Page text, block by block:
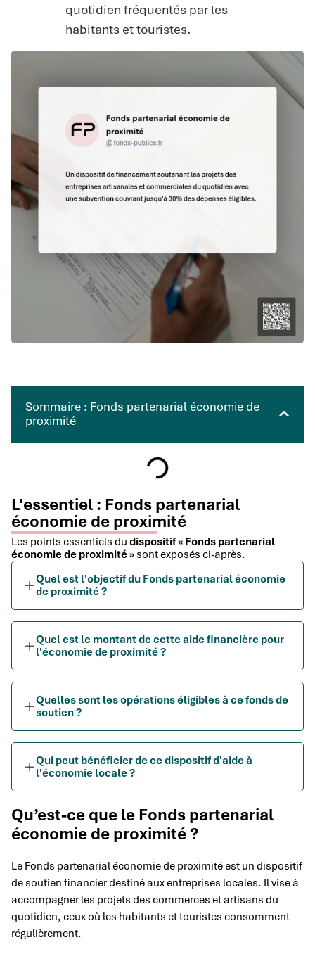
quotidien fréquentés par les
habitants et touristes.
Sommaire : Fonds partenarial économie de
proximité
L'essentiel : Fonds partenarial
économie de proximité
Les points essentiels du dispositif « Fonds partenarial
économie de proximité » sont exposés ci-après.
Quel est l'objectif du Fonds partenarial économie
de proximité ?
Quel est le montant de cette aide financière pour
l'économie de proximité ?
Quelles sont les opérations éligibles à ce fonds de
soutien ?
Qui peut bénéficier de ce dispositif d'aide à
l'économie locale ?
Qu’est-ce que le Fonds partenarial
économie de proximité ?
Le Fonds partenarial économie de proximité est un dispositif
de soutien financier destiné aux entreprises locales. Il vise à
accompagner les projets des commerces et artisans du
quotidien, ceux où les habitants et touristes consomment
régulièrement.